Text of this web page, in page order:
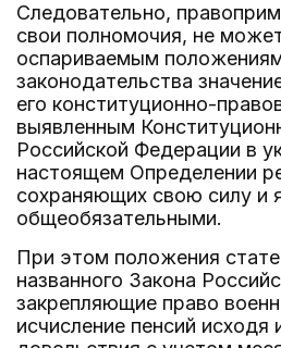
Следовательно,
свои полномочия, не
оспариваемым
законодательства
его конституционно-
выявленным
Российской Федерации в
настоящем Определении
сохраняющих свою силу и
общеобязательными.
При этом положения
названного Закона
закрепляющие право
исчисление пенсий исходя